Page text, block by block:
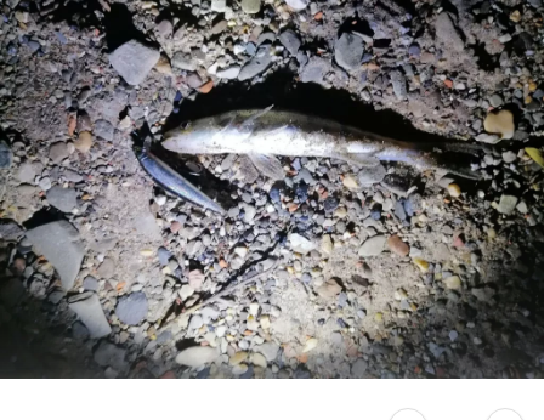
Размер - обычный, 500гр- 2кг, пару хороших +-3кг
видел, атаковали, одна ушла, одну вытащил еще в
июле. Трофеев нет, но будем ждать))
Вот как то так) А судака как не обнаруживал в июле
так и сейчас не могу разловиться по нему.... Прошлые
годы ловился успешно с 22 до 12 ночи, в этом году
тишина. Может время выхода сместилось с до 0 час
на более позднее, но стоять до 3 ночи - просто не
вывожу))) Кто в тех краях ночью выходит искать
судака - подскажите как у вас результат в этом сезоне?